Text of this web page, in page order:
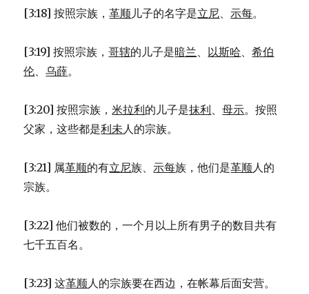
[3:18] 按照宗族，革顺儿子的名字是立尼、示每。
[3:19] 按照宗族，哥辖的儿子是暗兰、 以斯哈、希伯
伦、乌薛。
[3:20] 按照宗族，米拉利的儿子是抹利、母示。按照
父家，这些都是利未人的宗族。
[3:21] 属革顺的有立尼族、示每族，他们是革顺人的
宗族。
[3:22] 他们被数的，一个月以上所有男子的数目共有
七千五百名。
[3:23] 这革顺人的宗族要在西边，在帐幕后面安营。